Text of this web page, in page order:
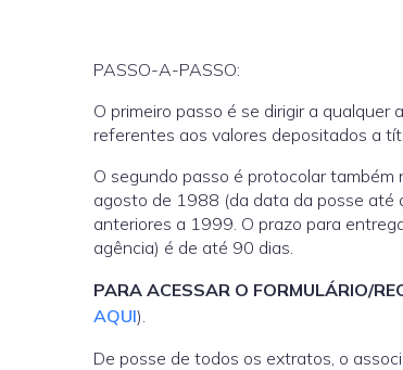
PASSO-A-PASSO:
O primeiro passo é se dirigir a
referentes aos valores depositados a
O segundo passo é protocolar
agosto de 1988 (da data da posse até
anteriores a 1999. O prazo para
agência) é de até 90 dias.
PARA ACESSAR O FORMULÁRIO/
AQUI).
De posse de todos os extratos, o